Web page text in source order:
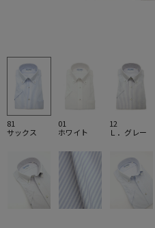
81
サックス
01
ホワイト
12
Ｌ．グレー